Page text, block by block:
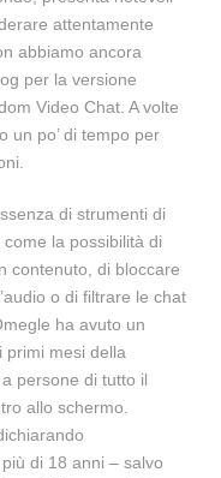
attentamente
abbiamo ancora
per la versione
Video Chat. A volte
un po’ di tempo per
di strumenti di
la possibilità di
contenuto, di bloccare
o di filtrare le chat
ha avuto un
primi mesi della
persone di tutto il
allo schermo.
di 18 anni – salvo